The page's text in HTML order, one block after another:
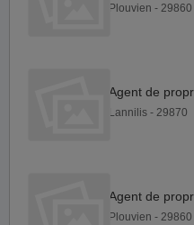
Plouvien - 29860
Lannilis - 29870
Plouvien - 29860